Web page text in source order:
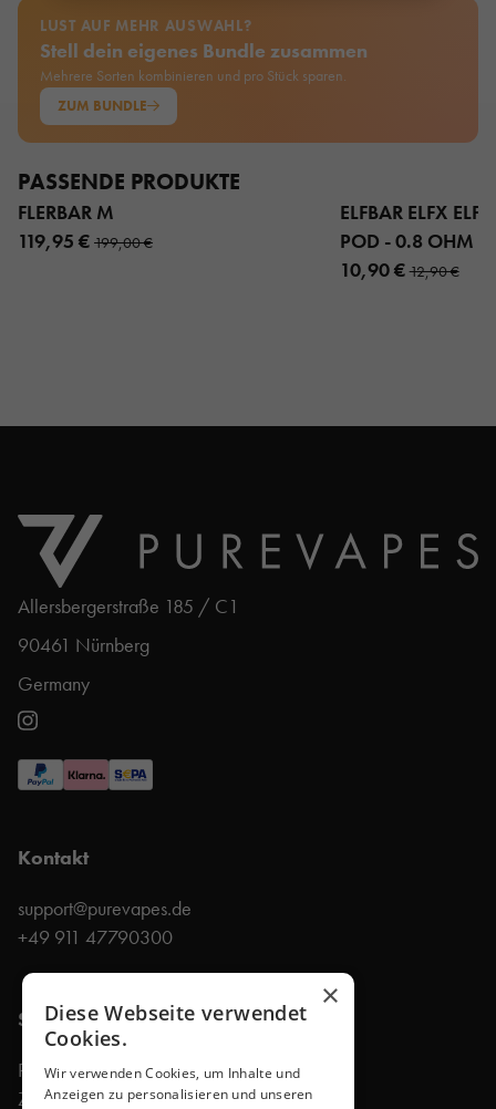
LUST AUF MEHR AUSWAHL?
Stell dein eigenes Bundle zusammen
Mehrere Sorten kombinieren und pro Stück sparen.
ZUM BUNDLE
PASSENDE PRODUKTE
FLERBAR M
119,95 € 199,00 €
ELFBAR ELFX
POD - 0.8 OHM 3
10,90 €12,90 €
Allersbergerstraße 185 / C1
90461 Nürnberg
Germany
Kontakt
support@purevapes.de
+49 911 47790300
Shop
Produkte
Zubehör
×
Diese Webseite verwendet
Cookies.
Wir verwenden Cookies, um Inhalte und
Anzeigen zu personalisieren und unseren